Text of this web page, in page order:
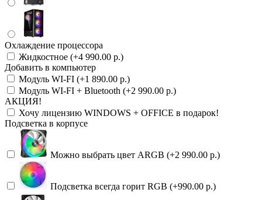
Охлаждение процессора
Жидкостное (+4 990.00 р.)
Добавить в компьютер
Модуль WI-FI (+1 890.00 р.)
Модуль WI-FI + Bluetooth (+2 990.00 р.)
АКЦИЯ!
Хочу лицензию WINDOWS + OFFICE в подарок!
Подсветка в корпусе
Можно выбрать цвет ARGB (+2 990.00 р.)
Подсветка всегда горит RGB (+990.00 р.)